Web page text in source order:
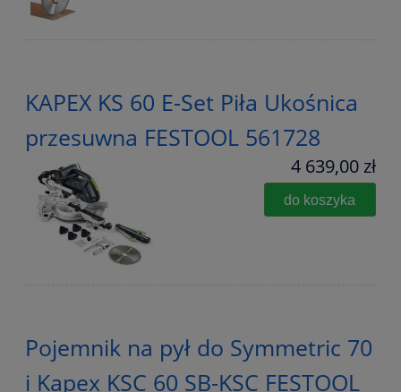
KAPEX KS 60 E-Set Piła Ukośnica
przesuwna FESTOOL 561728
4 639,00 zł
do koszyka
Pojemnik na pył do Symmetric 70
i Kapex KSC 60 SB-KSC FESTOOL